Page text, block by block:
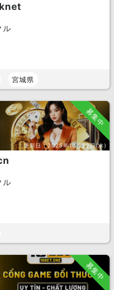
ル
宮城県
募集中
更新日：2025年10月22日(水)
ル
募集中